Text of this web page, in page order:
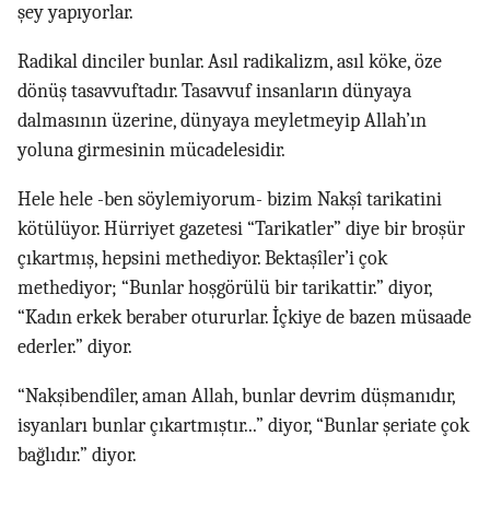
şey yapıyorlar.
Radikal dinciler bunlar. Asıl radikalizm, asıl köke, öze
dönüş tasavvuftadır. Tasavvuf insanların dünyaya
dalmasının üzerine, dünyaya meyletmeyip Allah’ın
yoluna girmesinin mücadelesidir.
Hele hele -ben söylemiyorum- bizim Nakşî tarikatini
kötülüyor. Hürriyet gazetesi “Tarikatler” diye bir broşür
çıkartmış, hepsini methediyor. Bektaşîler’i çok
methediyor; “Bunlar hoşgörülü bir tarikattir.” diyor,
“Kadın erkek beraber otururlar. İçkiye de bazen müsaade
ederler.” diyor.
“Nakşibendîler, aman Allah, bunlar devrim düşmanıdır,
isyanları bunlar çıkartmıştır...” diyor, “Bunlar şeriate çok
bağlıdır.” diyor.